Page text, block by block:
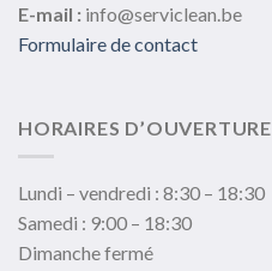
E-mail : info@serviclean.be
Formulaire de contact
HORAIRES D’OUVERTURE
Lundi – vendredi : 8:30 – 18:30
Samedi : 9:00 – 18:30
Dimanche fermé